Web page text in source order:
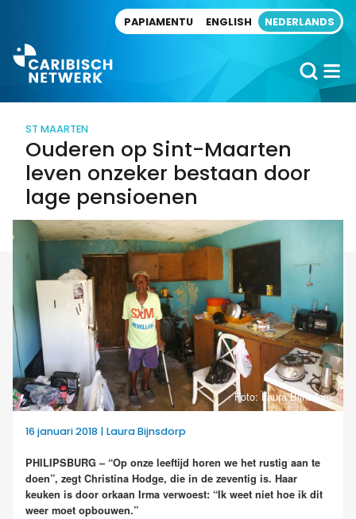
PAPIAMENTU ENGLISH NEDERLANDS
ST MAARTEN
Ouderen op Sint-Maarten
leven onzeker bestaan door
lage pensioenen
Foto: Laura Bijnsdorp
16 januari 2018 | Laura Bijnsdorp
PHILIPSBURG – “Op onze leeftijd horen we het rustig aan te
doen”, zegt Christina Hodge, die in de zeventig is. Haar
keuken is door orkaan Irma verwoest: “Ik weet niet hoe ik dit
weer moet opbouwen.”